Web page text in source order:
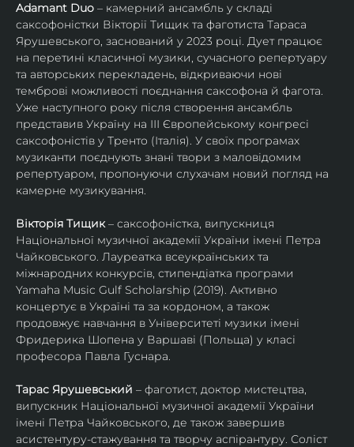
Adamant Duo – камерний ансамбль у складі
саксофоністки Вікторії Тищик та фаготиста Тараса
Ярушевського, заснований у 2023 році. Дует працює
на перетині класичної музики, сучасного репертуару
та авторських перекладень, відкриваючи нові
темброві можливості поєднання саксофона й фагота.
Уже наступного року після створення ансамбль
представив Україну на ІІІ Європейському конгресі
саксофоністів у Тренто (Італія). У своїх програмах
музиканти поєднують знані твори з маловідомим
репертуаром, пропонуючи слухачам новий погляд на
камерне музикування.
Вікторія Тищик – саксофоністка, випускниця
Національної музичної академії України імені Петра
Чайковського. Лауреатка всеукраїнських та
міжнародних конкурсів, стипендіатка програми
Yamaha Music Gulf Scholarship (2019). Активно
концертує в Україні та за кордоном, а також
продовжує навчання в Університеті музики імені
Фридерика Шопена у Варшаві (Польща) у класі
професора Павла Гуснара.
Тарас Ярушевський – фаготист, доктор мистецтва,
випускник Національної музичної академії України
імені Петра Чайковського, де також завершив
асистентуру-стажування та творчу аспірантуру. Соліст